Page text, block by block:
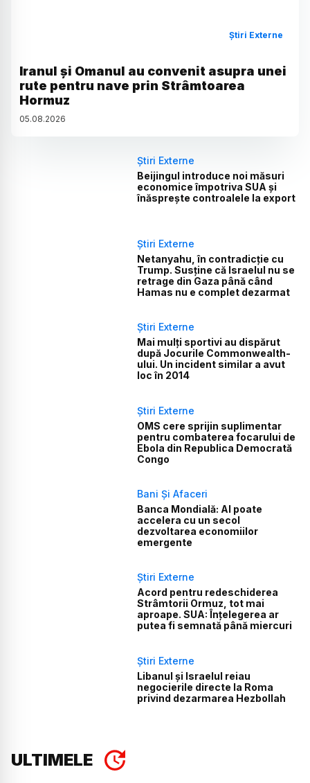
Știri Externe
Iranul și Omanul au convenit asupra unei
rute pentru nave prin Strâmtoarea
Hormuz
05.08.2026
Știri Externe
Beijingul introduce noi măsuri
economice împotriva SUA și
înăsprește controalele la export
Știri Externe
Netanyahu, în contradicție cu
Trump. Susține că Israelul nu se
retrage din Gaza până când
Hamas nu e complet dezarmat
Știri Externe
Mai mulți sportivi au dispărut
după Jocurile Commonwealth-
ului. Un incident similar a avut
loc în 2014
Știri Externe
OMS cere sprijin suplimentar
pentru combaterea focarului de
Ebola din Republica Democrată
Congo
Bani Și Afaceri
Banca Mondială: AI poate
accelera cu un secol
dezvoltarea economiilor
emergente
Știri Externe
Acord pentru redeschiderea
Strâmtorii Ormuz, tot mai
aproape. SUA: Înțelegerea ar
putea fi semnată până miercuri
Știri Externe
Libanul și Israelul reiau
negocierile directe la Roma
privind dezarmarea Hezbollah
ULTIMELE